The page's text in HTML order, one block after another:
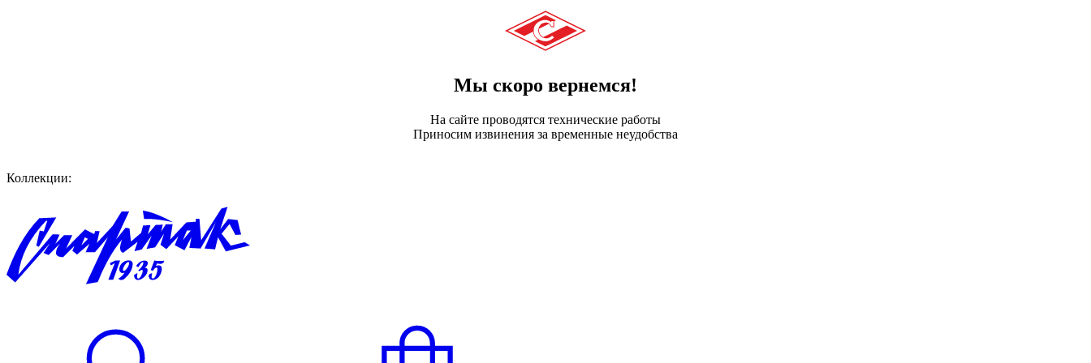
Мы скоро вернемся!
На сайте проводятся технические работы
Приносим извинения за временные неудобства
Коллекции: